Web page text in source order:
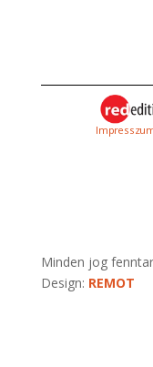
Minden jog
Design: REMOT